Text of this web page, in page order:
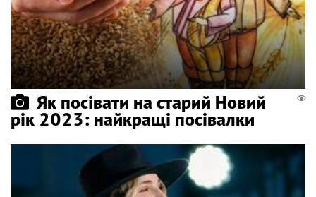
Як посівати на старий Новий
рік 2023: найкращі посівалки